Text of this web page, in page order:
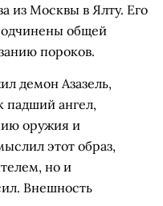
из Москвы в Ялту. Его
общей
пороков.
демон Азазель,
падший ангел,
оружия и
этот образ,
но и
Внешность